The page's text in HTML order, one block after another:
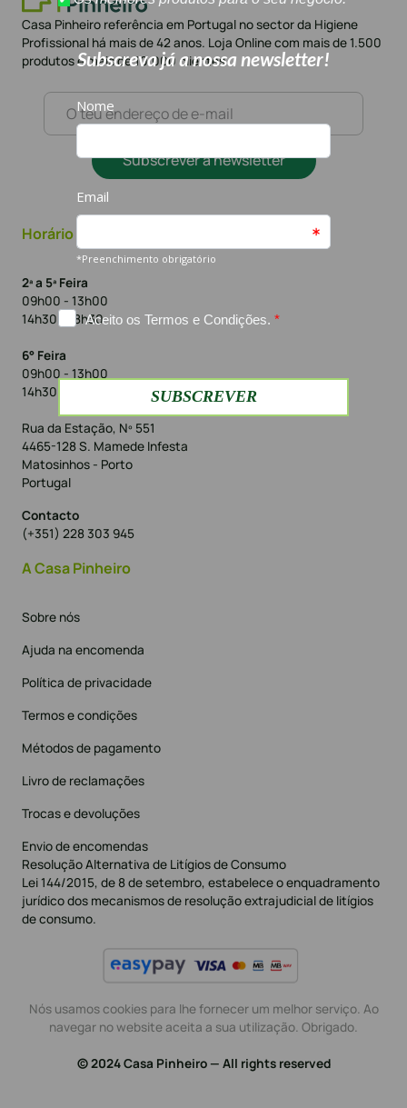
Casa Pinheiro referência em Portugal no sector da Higiene
Profissional há mais de 42 anos. Loja Online com mais de 1.500
produtos e mais de 10.000 clientes
Subscrever a newsletter
Horário
2ª a 5ª Feira
09h00 - 13h00
14h30 - 18h30
6° Feira
09h00 - 13h00
14h30 - 18h00
Rua da Estação, Nº 551
4465-128 S. Mamede Infesta
Matosinhos - Porto
Portugal
Contacto
(+351) 228 303 945
A Casa Pinheiro
Sobre nós
Ajuda na encomenda
Política de privacidade
Termos e condições
Métodos de pagamento
Livro de reclamações
Trocas e devoluções
Envio de encomendas
Resolução Alternativa de Litígios de Consumo
Lei 144/2015, de 8 de setembro, estabelece o enquadramento
jurídico dos mecanismos de resolução extrajudicial de litígios
de consumo.
Nós usamos cookies para lhe fornecer um melhor serviço. Ao
navegar no website aceita a sua utilização. Obrigado.
© 2024 Casa Pinheiro — All rights reserved